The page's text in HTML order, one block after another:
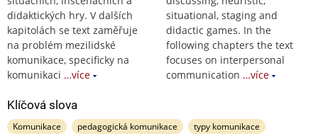
didaktických hry. V dalších
kapitolách se text zaměřuje
na problém mezilidské
komunikace, specificky na
komunikaci …více
situational, staging and
didactic games. In the
following chapters the text
focuses on interpersonal
communication …více
Klíčová slova
Komunikace pedagogická komunikace
typy komunikace